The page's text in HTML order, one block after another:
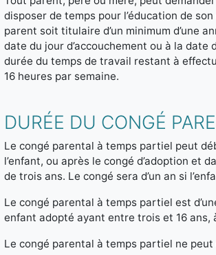
disposer de temps pour l’éducation de
parent soit titulaire d’un minimum d’une
date du jour d’accouchement ou à la date
durée du temps de travail restant à
16 heures par semaine.
DURÉE DU CONGÉ
Le congé parental à temps partiel peut
l’enfant, ou après le congé d’adoption et
de trois ans. Le congé sera d’un an si
Le congé parental à temps partiel est
enfant adopté ayant entre trois et 16 ans,
Le congé parental à temps partiel ne